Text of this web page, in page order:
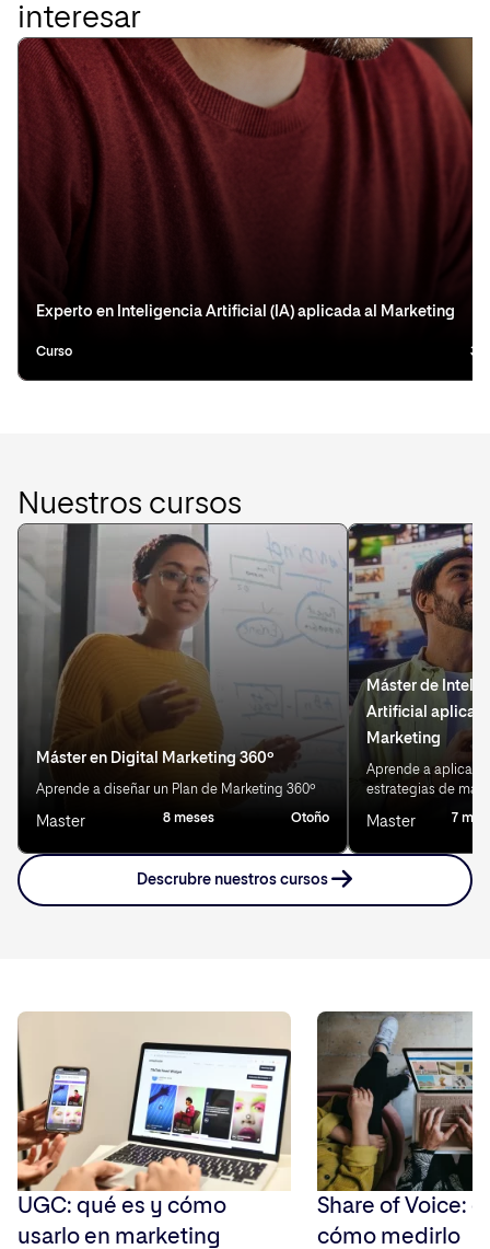
interesar
Experto en Inteligencia Artificial (IA) aplicada al Marketing
Curso 3
Nuestros cursos
Máster en Digital Marketing 360º
Aprende a diseñar un Plan de Marketing 360º
Master 8 meses Otoño
Máster de
Artificial
Marketing
Aprende a aplicar
estrategias de
Master 7
Descrubre nuestros cursos
UGC: qué es y cómo
usarlo en marketing
Share of Voice:
cómo medirlo